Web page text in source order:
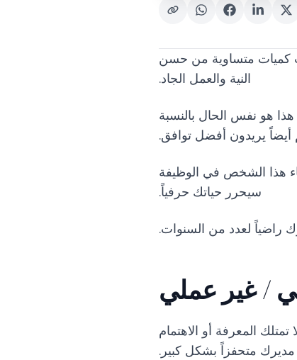
كميات متساوية من حسن
النية والعمل الجاد.
هو نفس الحال بالنسبة
أيضاً يريدون أفضل توافق.
هذا الشخص في الوظيفة
سيحرر حياتك حرفياً.
راضياً لعدد من السنوات.
/ غير عملي
المعرفة أو الاهتمام
مديرك متحفزاً بشكل كبير.